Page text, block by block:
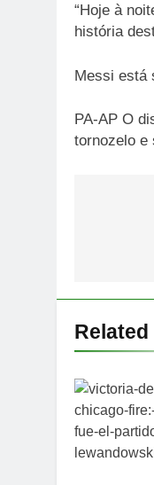
“Hoje à
história
Messi está
PA-AP O
tornozelo e
Related